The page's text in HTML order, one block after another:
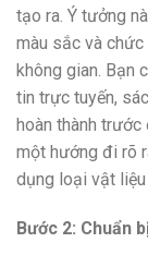
tạo ra. Ý tưởng
màu sắc và
không gian. Bạn
tin trực tuyến,
hoàn thành
một hướng đi rõ
dụng loại vật liệu
Bước 2: Chuẩn